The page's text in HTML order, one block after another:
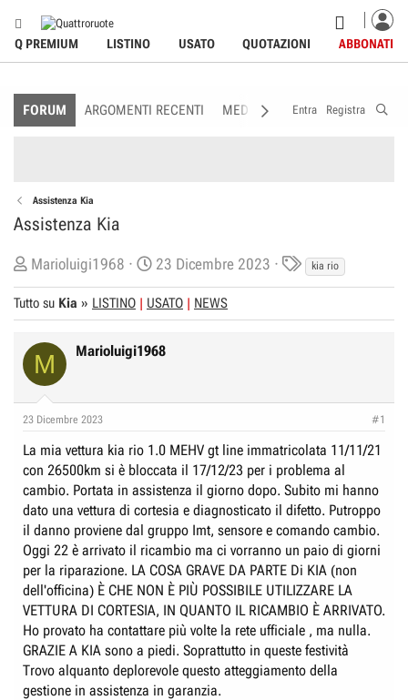
Q PREMIUM LISTINO USATO QUOTAZIONI ABBONATI
FORUM ARGOMENTI RECENTI MEDIA MEMBRI
Entra Registra
Assistenza Kia
Assistenza Kia
C
r
e
t
o
e
i
s
c
u
s
s
i
o
n
e
Marioluigi1968
D
a
t
d
z
i
o
23 Dicembre 2023
T
a
kia rio
Tutto su Kia » LISTINO USATO NEWS
M Marioluigi1968
23 Dicembre 2023 #1
La mia vettura kia rio 1.0 MEHV gt line immatricolata 11/11/21
con 26500km si è bloccata il 17/12/23 per i problema al
cambio. Portata in assistenza il giorno dopo. Subito mi hanno
dato una vettura di cortesia e diagnosticato il difetto. Putroppo
il danno proviene dal gruppo Imt, sensore e comando cambio.
Oggi 22 è arrivato il ricambio ma ci vorranno un paio di giorni
per la riparazione. LA COSA GRAVE DA PARTE Di KIA (non
dell'officina) È CHE NON È PIÙ POSSIBILE UTILIZZARE LA
VETTURA DI CORTESIA, IN QUANTO IL RICAMBIO È ARRIVATO.
Ho provato ha contattare più volte la rete ufficiale , ma nulla.
GRAZIE A KIA sono a piedi. Soprattutto in queste festività
Trovo alquanto deplorevole questo atteggiamento della
gestione in assistenza in garanzia.